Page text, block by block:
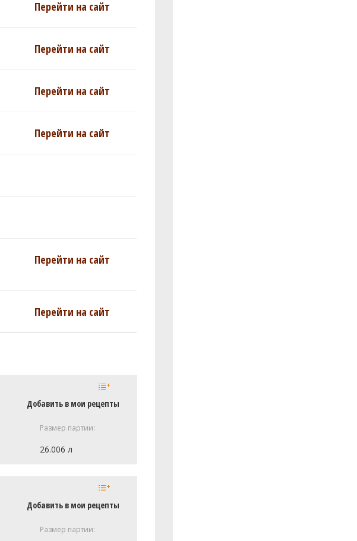
Перейти на сайт
Перейти на сайт
Перейти на сайт
Перейти на сайт
Перейти на сайт
Перейти на сайт
Добавить в мои рецепты
Размер партии:
26.006 л
Добавить в мои рецепты
Размер партии: